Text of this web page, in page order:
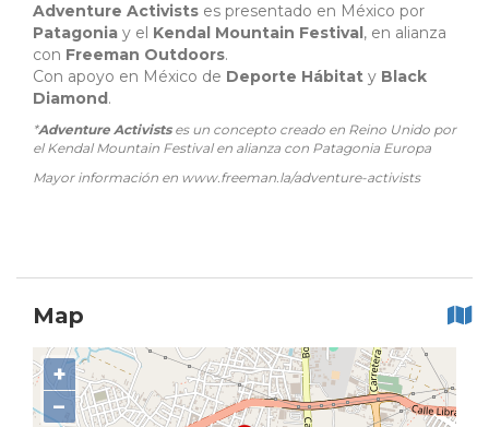
Adventure Activists es presentado en México por
Patagonia y el Kendal Mountain Festival , en alianza
con Freeman Outdoors.
Con apoyo en México de Deporte Hábitat y Black
Diamond .
*Adventure Activistses un concepto creado en Reino Unido por
el Kendal Mountain Festival en alianza con Patagonia Europa
Mayor información en www.freeman.la/adventure-activists
Map
+
−